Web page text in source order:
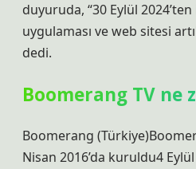
duyuruda, “30 Eylül
uygulaması ve web sitesi
dedi.
Boomerang TV ne
Boomerang
Nisan 2016’da kuruldu4 Eylül